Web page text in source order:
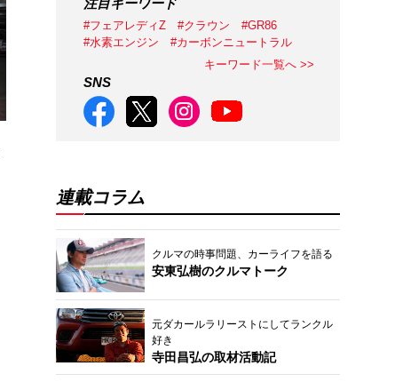
#フェアレディZ #クラウン
#GR86
#水素エンジン
#カーボンニュートラル
キーワード一覧へ >>
SNS
連載コラム
クルマの時事問題、カーライフを語る
安東弘樹のクルマトーク
元ダカールラリーストにしてランクル
好き
寺田昌弘の取材活動記